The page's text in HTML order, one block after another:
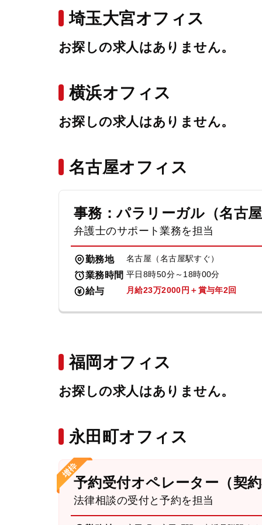
埼玉大宮オフィス
お探しの求人はありません。
横浜オフィス
お探しの求人はありません。
名古屋オフィス
事務：パラリーガル（名古
弁護士のサポート業務を担当
勤務地 名古屋（名古屋駅すぐ）
業務時間 平日8時50分～18時00分
給与 月給23万2000円＋賞与年2回
福岡オフィス
お探しの求人はありません。
永田町オフィス
予約受付オペレーター（契
法律相談の受付と予約を担当